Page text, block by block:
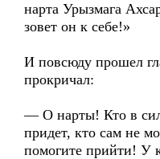
нарта Урызмага
зовет он к себе!»
И повсюду прошел
прокричал:
— О нарты! Кто в
придет, кто сам не
помогите прийти! У